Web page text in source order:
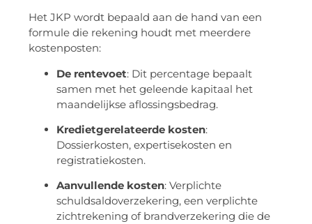
Het JKP wordt bepaald aan de hand van een
formule die rekening houdt met meerdere
kostenposten:
De rentevoet: Dit percentage bepaalt
samen met het geleende kapitaal het
maandelijkse aflossingsbedrag.
Kredietgerelateerde kosten:
Dossierkosten, expertisekosten en
registratiekosten.
Aanvullende kosten: Verplichte
schuldsaldoverzekering, een verplichte
zichtrekening of brandverzekering die de